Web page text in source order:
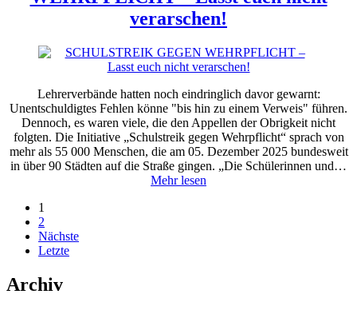
verarschen!
Lehrerverbände hatten noch eindringlich davor gewarnt:
Unentschuldigtes Fehlen könne "bis hin zu einem Verweis" führen.
Dennoch, es waren viele, die den Appellen der Obrigkeit nicht
folgten. Die Initiative „Schulstreik gegen Wehrpflicht“ sprach von
mehr als 55 000 Menschen, die am 05. Dezember 2025 bundesweit
in über 90 Städten auf die Straße gingen. „Die Schülerinnen und…
Mehr lesen
1
2
Nächste
Letzte
Archiv